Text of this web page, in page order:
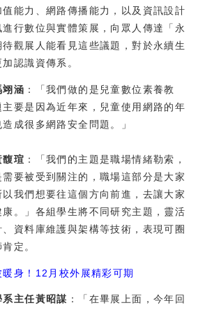
能力、網路傳播能力，以及資訊設計
行數位與實體策展，向眾人傳達「永
觀展人能看見這些議題，對於永續生
認識資傳系。
翊涵 ：「我們做的是兒童數位素養教
要是因為近年來，兒童使用網路的年
成很多網路安全問題。」
馥瑄 ：「我們的主題是職場情緒勒索，
要被受到關注的，職場這部分是大家
我們想要往這個方向前進，去讓大家
。」各組學生將不同研究主題，靈活
資料庫維護與架構等技術，表現可圈
定。
身！12月校外展精彩可期
主任黃昭謀 ：「在畢展上面，今年回